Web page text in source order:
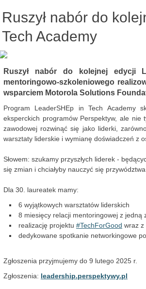
Ruszył nabór do
Tech Academy
Ruszył nabór do kolejnej edycji
mentoringowo-szkoleniowego
wsparciem Motorola Solutions
Program LeaderSHEp in Tech Academy
eksperckich programów Perspektyw, ale
zawodowej rozwinąć się jako liderki,
warsztaty liderskie i wymianę doświadczeń z
Słowem: szukamy przyszłych liderek -
się zmian i chciałyby nauczyć się
Dla 30. laureatek mamy:
6 wyjątkowych warsztatów liderskich
8 miesięcy relacji mentoringowej z jedną
realizację projektu #TechForGood wraz z
dedykowane spotkanie networkingowe
Zgłoszenia przyjmujemy do 9 lutego 2025 r.
Zgłoszenia: leadership.perspektywy.pl